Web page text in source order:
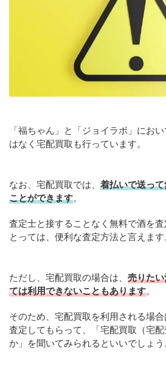
「福ちゃん」と「ジョイラボ」にお
はなく宅配買取も行っています。
なお、宅配買取では、 着払いで送っ
ことができます。
査定士と接することなく無料で酒を
とっては、便利な査定方法と言えます
ただし、宅配買取の場合は、 売りた
ては利用できないこともあります。
そのため、宅配買取を利用される場
査定してもらって、「宅配買取（宅
か」を聞いてみられるといいでしょう